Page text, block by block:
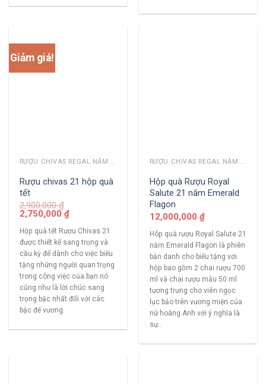
Giảm giá!
RƯỢU CHIVAS REGAL NĂM CŨ
Rượu chivas 21 hộp quà
tết
2,900,000₫
2,750,000₫
Hộp quà tết Rượu Chivas 21
được thiết kế sang trọng và
cầu kỳ để dành cho việc biếu
tặng những người quan trọng
trong công việc của bạn nó
cũng như là lời chúc sang
trọng bậc nhất đối với các
bậc đế vương.
RƯỢU CHIVAS REGAL NĂM CŨ
Hộp quà Rượu Royal
Salute 21 năm Emerald
Flagon
12,000,000 ₫
Hôp quà rượu Royal Salute 21
năm Emerald Flagon là phiên
bản danh cho biếu tặng với
hộp bao gồm 2 chai rượu 700
ml và chai rượu mẫu 50 ml
tương trưng cho viên ngọc
lục bảo trên vương miện của
nữ hoàng Anh với ý nghĩa là
sự..